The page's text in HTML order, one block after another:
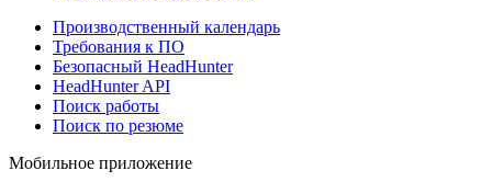
Производственный календарь
Требования к ПО
Безопасный HeadHunter
HeadHunter API
Поиск работы
Поиск по резюме
Мобильное приложение